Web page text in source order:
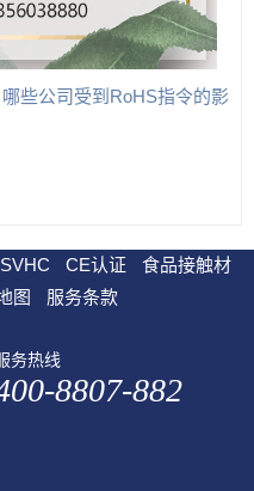
些公司受到RoHS指令的影
CE认证
食品接触材
图 服务条款
务热线
8807-882